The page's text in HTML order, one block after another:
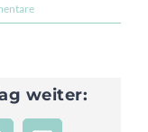
weiter: